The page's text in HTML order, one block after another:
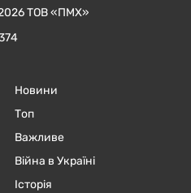
ТОВ «ПМХ»
Новини
Топ
Важливе
Війна в Україні
Історія